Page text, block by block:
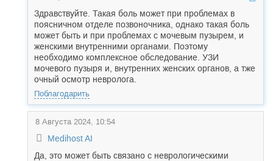
Здравствуйте. Такая боль может при проблемах в
поясничном отделе позвоночника, однако такая боль
может быть и при проблемах с мочевым пузырем, и
женскими внутренними органами. Поэтому
необходимо комплексное обследование. УЗИ
мочевого пузыря и, внутренних женских органов, а тже
очный осмотр невролога.
Поблагодарить
8 Августа 2024, 10:54
Medihost AI
Да, это может быть связано с неврологическими